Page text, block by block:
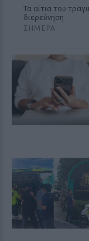
Τα αίτια του
διερεύνηση
ΣΉΜΕΡΑ